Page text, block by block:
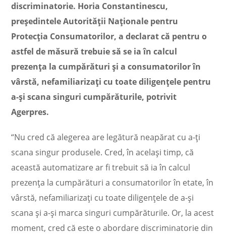
discriminatorie. Horia Constantinescu,
preşedintele Autorităţii Naţionale pentru
Protecţia Consumatorilor, a declarat că pentru o
astfel de măsură trebuie să se ia în calcul
prezenţa la cumpărături şi a consumatorilor în
vârstă, nefamiliarizaţi cu toate diligenţele pentru
a-şi scana singuri cumpărăturile, potrivit
Agerpres.
“Nu cred că alegerea are legătură neapărat cu a-ţi
scana singur produsele. Cred, în acelaşi timp, că
această automatizare ar fi trebuit să ia în calcul
prezenţa la cumpărături a consumatorilor în etate, în
vârstă, nefamiliarizaţi cu toate diligenţele de a-şi
scana şi a-şi marca singuri cumpărăturile. Or, la acest
moment, cred că este o abordare discriminatorie din